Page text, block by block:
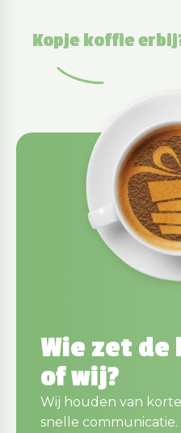
Kopje koffie
Wie zet de
of wij?
Wij houden van
snelle